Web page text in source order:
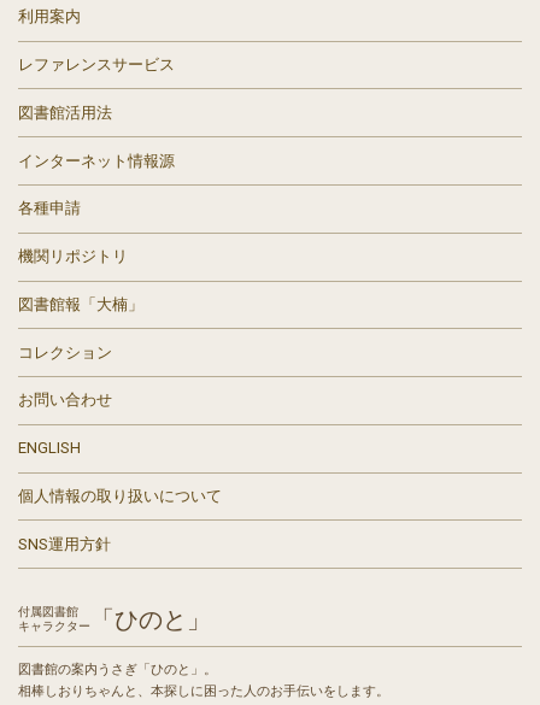
利用案内
レファレンスサービス
図書館活用法
インターネット情報源
各種申請
機関リポジトリ
図書館報「大楠」
コレクション
お問い合わせ
ENGLISH
個人情報の取り扱いについて
SNS運用方針
付属図書館
キャラクター
「ひのと」
図書館の案内うさぎ「ひのと」。
相棒しおりちゃんと、本探しに困った人のお手伝いをします。